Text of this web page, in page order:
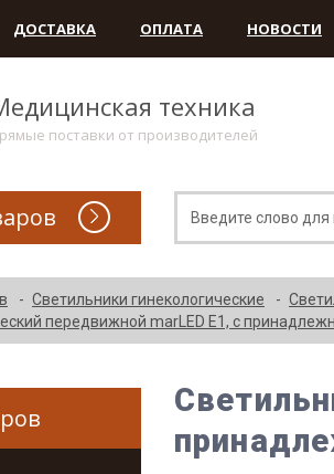
ДОСТАВКА ОПЛАТА НОВОСТИ
техника
поставки от производителей
Светильники гинекологические
передвижной marLED E1, с